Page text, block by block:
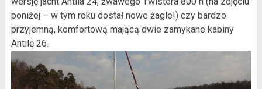
poniżej – w tym roku dostał nowe żagle!) czy bardzo
przyjemną, komfortową mającą dwie zamykane kabiny
Antilę 26.